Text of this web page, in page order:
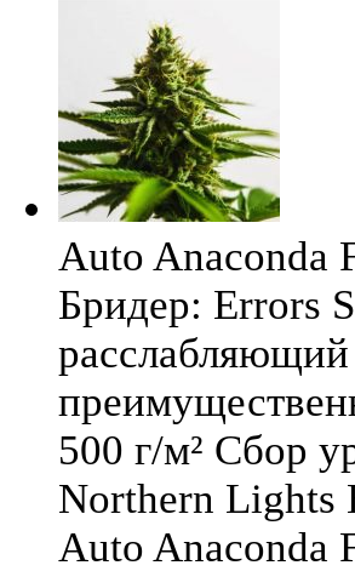
Auto Anaconda
Бридер: Errors
500 г/м² Сбор
Northern Lights
Auto Anaconda